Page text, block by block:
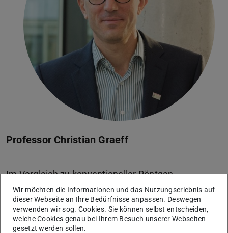
Professor Christian Graeff
Im Vergleich zu konventioneller Röntgen-
Bestrahlung ist die Behandlung bewegter Tumoren
beispielsweise in der Lunge, der Leber oder den
Nieren mit Ionenstrahlung sehr komplex.
Wir möchten die Informationen und das Nutzungserlebnis auf
dieser Webseite an Ihre Bedürfnisse anpassen. Deswegen
verwenden wir sog. Cookies. Sie können selbst entscheiden,
welche Cookies genau bei Ihrem Besuch unserer Webseiten
gesetzt werden sollen.